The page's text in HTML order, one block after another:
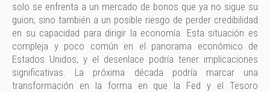
solo se enfrenta a un mercado de bonos que ya no sigue su
guion, sino también a un posible riesgo de perder credibilidad
en su capacidad para dirigir la economía. Esta situación es
compleja y poco común en el panorama económico de
Estados Unidos, y el desenlace podría tener implicaciones
significativas. La próxima década podría marcar una
transformación en la forma en que la Fed y el Tesoro